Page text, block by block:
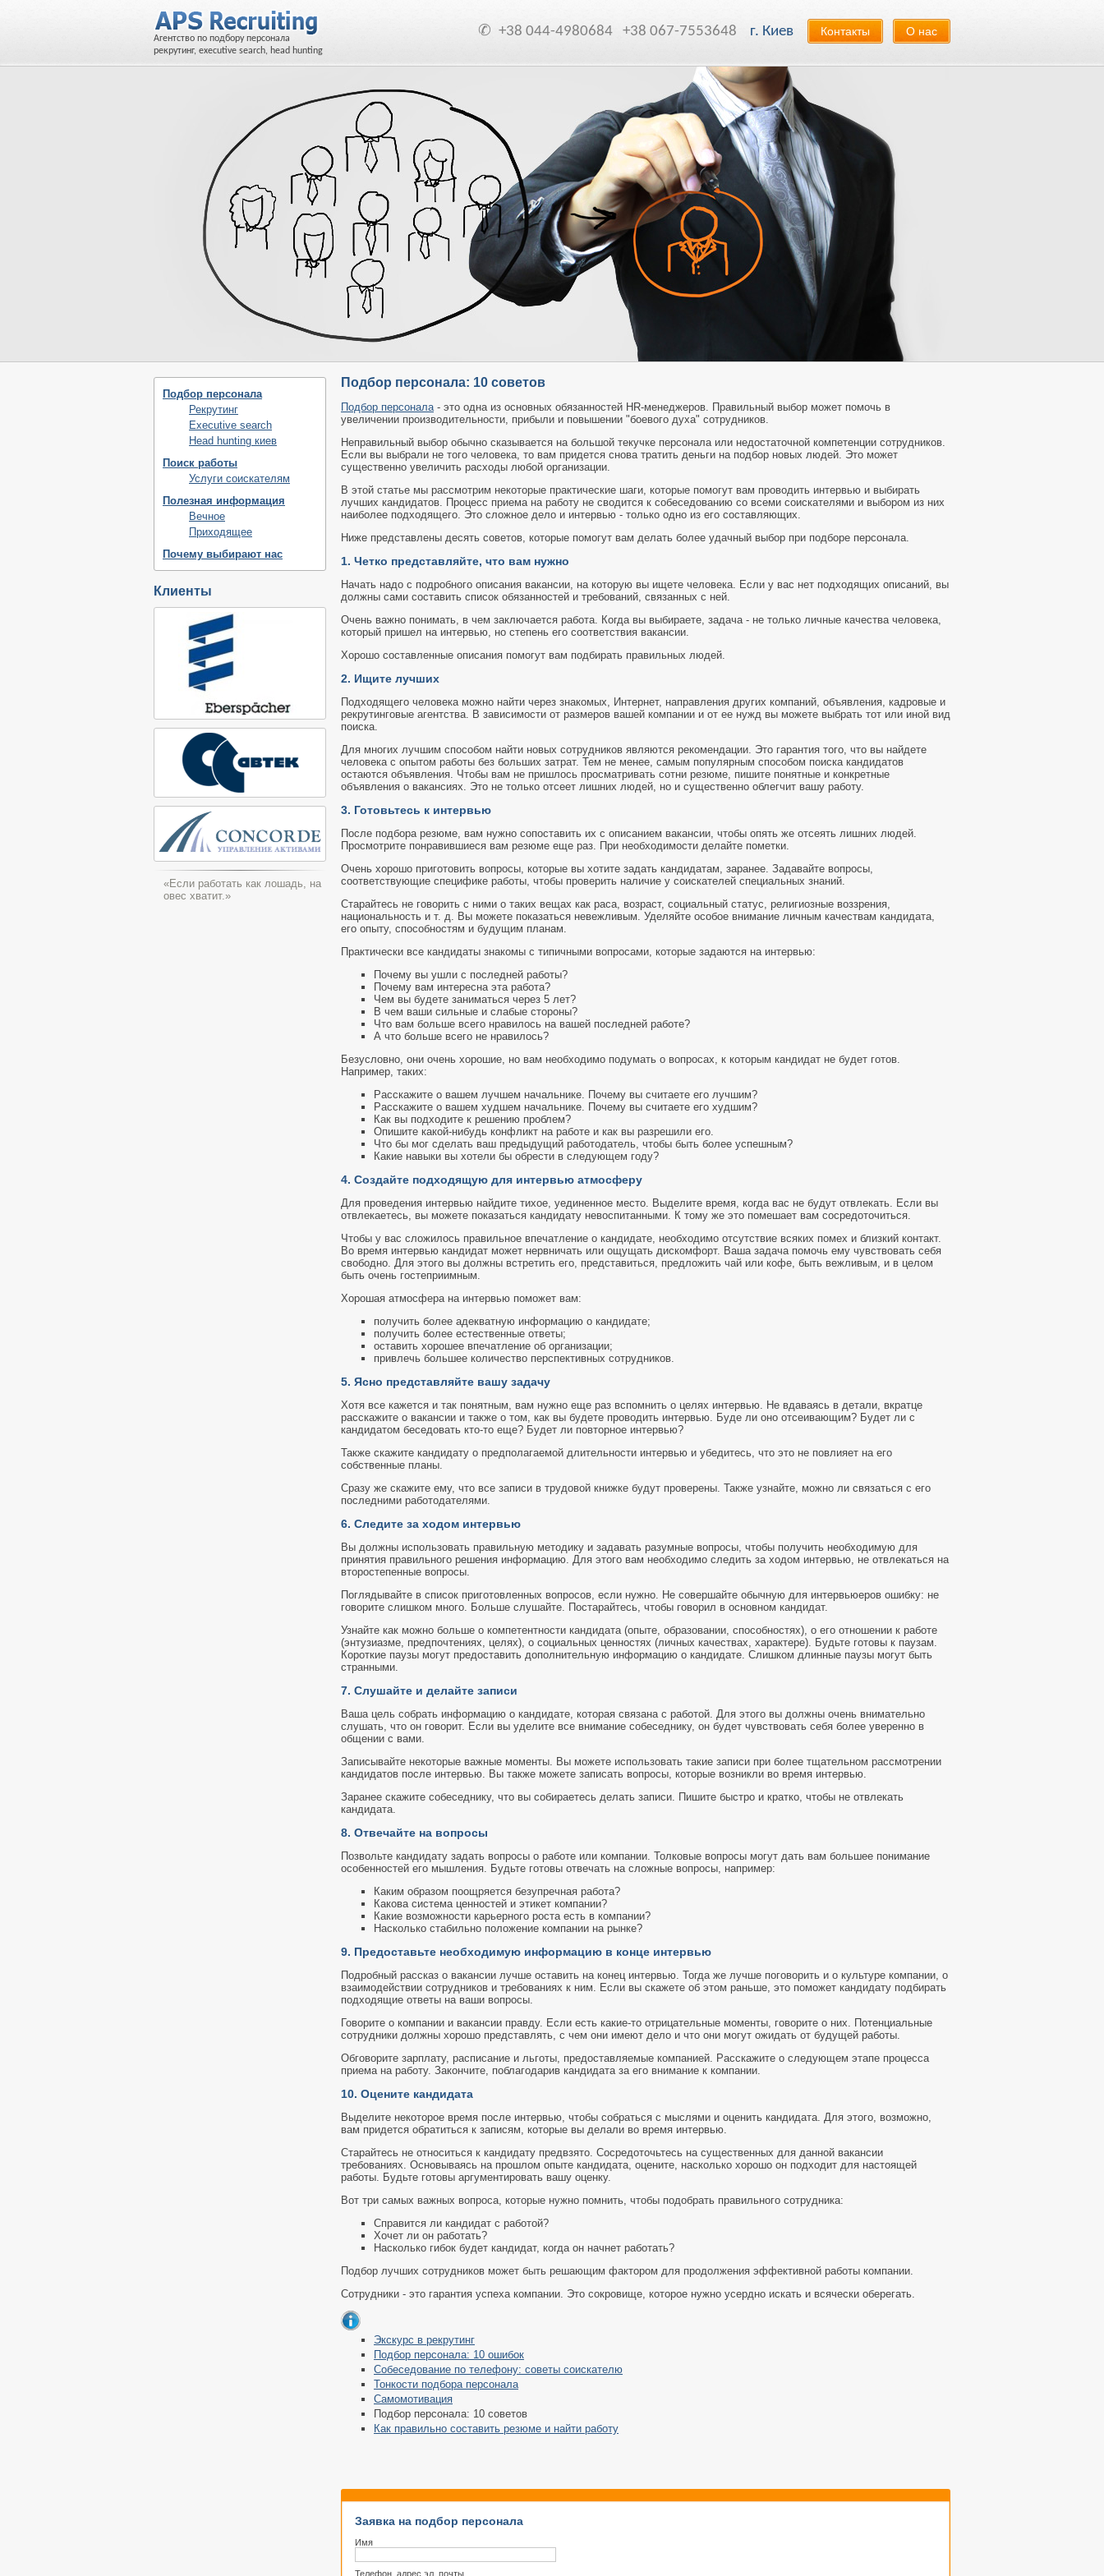
Агентство по подбору персонала
рекрутинг, executive search, head hunting
Контакты О нас
✆ +38 044-4980684 +38 067-7553648 г. Киев
Подбор персонала
Рекрутинг
Executive search
Head hunting киев
Поиск работы
Услуги соискателям
Полезная информация
Вечное
Приходящее
Почему выбирают нас
Клиенты
«Если работать как лошадь, на
овес хватит.»
Подбор персонала: 10 советов
Подбор персонала- это одна из основных обязанностей HR-менеджеров. Правильный выбор может помочь в
увеличении производительности, прибыли и повышении "боевого духа" сотрудников.
Неправильный выбор обычно сказывается на большой текучке персонала или недостаточной компетенции сотрудников.
Если вы выбрали не того человека, то вам придется снова тратить деньги на подбор новых людей. Это может
существенно увеличить расходы любой организации.
В этой статье мы рассмотрим некоторые практические шаги, которые помогут вам проводить интервью и выбирать
лучших кандидатов. Процесс приема на работу не сводится к собеседованию со всеми соискателями и выбором из них
наиболее подходящего. Это сложное дело и интервью - только одно из его составляющих.
Ниже представлены десять советов, которые помогут вам делать более удачный выбор при подборе персонала.
1. Четко представляйте, что вам нужно
Начать надо с подробного описания вакансии, на которую вы ищете человека. Если у вас нет подходящих описаний, вы
должны сами составить список обязанностей и требований, связанных с ней.
Очень важно понимать, в чем заключается работа. Когда вы выбираете, задача - не только личные качества человека,
который пришел на интервью, но степень его соответствия вакансии.
Хорошо составленные описания помогут вам подбирать правильных людей.
2. Ищите лучших
Подходящего человека можно найти через знакомых, Интернет, направления других компаний, объявления, кадровые и
рекрутинговые агентства. В зависимости от размеров вашей компании и от ее нужд вы можете выбрать тот или иной вид
поиска.
Для многих лучшим способом найти новых сотрудников являются рекомендации. Это гарантия того, что вы найдете
человека с опытом работы без больших затрат. Тем не менее, самым популярным способом поиска кандидатов
остаются объявления. Чтобы вам не пришлось просматривать сотни резюме, пишите понятные и конкретные
объявления о вакансиях. Это не только отсеет лишних людей, но и существенно облегчит вашу работу.
3. Готовьтесь к интервью
После подбора резюме, вам нужно сопоставить их с описанием вакансии, чтобы опять же отсеять лишних людей.
Просмотрите понравившиеся вам резюме еще раз. При необходимости делайте пометки.
Очень хорошо приготовить вопросы, которые вы хотите задать кандидатам, заранее. Задавайте вопросы,
соответствующие специфике работы, чтобы проверить наличие у соискателей специальных знаний.
Старайтесь не говорить с ними о таких вещах как раса, возраст, социальный статус, религиозные воззрения,
национальность и т. д. Вы можете показаться невежливым. Уделяйте особое внимание личным качествам кандидата,
его опыту, способностям и будущим планам.
Практически все кандидаты знакомы с типичными вопросами, которые задаются на интервью:
Почему вы ушли с последней работы?
Почему вам интересна эта работа?
Чем вы будете заниматься через 5 лет?
В чем ваши сильные и слабые стороны?
Что вам больше всего нравилось на вашей последней работе?
А что больше всего не нравилось?
Безусловно, они очень хорошие, но вам необходимо подумать о вопросах, к которым кандидат не будет готов.
Например, таких:
Расскажите о вашем лучшем начальнике. Почему вы считаете его лучшим?
Расскажите о вашем худшем начальнике. Почему вы считаете его худшим?
Как вы подходите к решению проблем?
Опишите какой-нибудь конфликт на работе и как вы разрешили его.
Что бы мог сделать ваш предыдущий работодатель, чтобы быть более успешным?
Какие навыки вы хотели бы обрести в следующем году?
4. Создайте подходящую для интервью атмосферу
Для проведения интервью найдите тихое, уединенное место. Выделите время, когда вас не будут отвлекать. Если вы
отвлекаетесь, вы можете показаться кандидату невоспитанными. К тому же это помешает вам сосредоточиться.
Чтобы у вас сложилось правильное впечатление о кандидате, необходимо отсутствие всяких помех и близкий контакт.
Во время интервью кандидат может нервничать или ощущать дискомфорт. Ваша задача помочь ему чувствовать себя
свободно. Для этого вы должны встретить его, представиться, предложить чай или кофе, быть вежливым, и в целом
быть очень гостеприимным.
Хорошая атмосфера на интервью поможет вам:
получить более адекватную информацию о кандидате;
получить более естественные ответы;
оставить хорошее впечатление об организации;
привлечь большее количество перспективных сотрудников.
5. Ясно представляйте вашу задачу
Хотя все кажется и так понятным, вам нужно еще раз вспомнить о целях интервью. Не вдаваясь в детали, вкратце
расскажите о вакансии и также о том, как вы будете проводить интервью. Буде ли оно отсеивающим? Будет ли с
кандидатом беседовать кто-то еще? Будет ли повторное интервью?
Также скажите кандидату о предполагаемой длительности интервью и убедитесь, что это не повлияет на его
собственные планы.
Сразу же скажите ему, что все записи в трудовой книжке будут проверены. Также узнайте, можно ли связаться с его
последними работодателями.
6. Следите за ходом интервью
Вы должны использовать правильную методику и задавать разумные вопросы, чтобы получить необходимую для
принятия правильного решения информацию. Для этого вам необходимо следить за ходом интервью, не отвлекаться на
второстепенные вопросы.
Поглядывайте в список приготовленных вопросов, если нужно. Не совершайте обычную для интервьюеров ошибку: не
говорите слишком много. Больше слушайте. Постарайтесь, чтобы говорил в основном кандидат.
Узнайте как можно больше о компетентности кандидата (опыте, образовании, способностях), о его отношении к работе
(энтузиазме, предпочтениях, целях), о социальных ценностях (личных качествах, характере). Будьте готовы к паузам.
Короткие паузы могут предоставить дополнительную информацию о кандидате. Слишком длинные паузы могут быть
странными.
7. Слушайте и делайте записи
Ваша цель собрать информацию о кандидате, которая связана с работой. Для этого вы должны очень внимательно
слушать, что он говорит. Если вы уделите все внимание собеседнику, он будет чувствовать себя более уверенно в
общении с вами.
Записывайте некоторые важные моменты. Вы можете использовать такие записи при более тщательном рассмотрении
кандидатов после интервью. Вы также можете записать вопросы, которые возникли во время интервью.
Заранее скажите собеседнику, что вы собираетесь делать записи. Пишите быстро и кратко, чтобы не отвлекать
кандидата.
8. Отвечайте на вопросы
Позвольте кандидату задать вопросы о работе или компании. Толковые вопросы могут дать вам большее понимание
особенностей его мышления. Будьте готовы отвечать на сложные вопросы, например:
Каким образом поощряется безупречная работа?
Какова система ценностей и этикет компании?
Какие возможности карьерного роста есть в компании?
Насколько стабильно положение компании на рынке?
9. Предоставьте необходимую информацию в конце интервью
Подробный рассказ о вакансии лучше оставить на конец интервью. Тогда же лучше поговорить и о культуре компании, о
взаимодействии сотрудников и требованиях к ним. Если вы скажете об этом раньше, это поможет кандидату подбирать
подходящие ответы на ваши вопросы.
Говорите о компании и вакансии правду. Если есть какие-то отрицательные моменты, говорите о них. Потенциальные
сотрудники должны хорошо представлять, с чем они имеют дело и что они могут ожидать от будущей работы.
Обговорите зарплату, расписание и льготы, предоставляемые компанией. Расскажите о следующем этапе процесса
приема на работу. Закончите, поблагодарив кандидата за его внимание к компании.
10. Оцените кандидата
Выделите некоторое время после интервью, чтобы собраться с мыслями и оценить кандидата. Для этого, возможно,
вам придется обратиться к записям, которые вы делали во время интервью.
Старайтесь не относиться к кандидату предвзято. Сосредоточьтесь на существенных для данной вакансии
требованиях. Основываясь на прошлом опыте кандидата, оцените, насколько хорошо он подходит для настоящей
работы. Будьте готовы аргументировать вашу оценку.
Вот три самых важных вопроса, которые нужно помнить, чтобы подобрать правильного сотрудника:
Справится ли кандидат с работой?
Хочет ли он работать?
Насколько гибок будет кандидат, когда он начнет работать?
Подбор лучших сотрудников может быть решающим фактором для продолжения эффективной работы компании.
Сотрудники - это гарантия успеха компании. Это сокровище, которое нужно усердно искать и всячески оберегать.
Экскурс в рекрутинг
Подбор персонала: 10 ошибок
Собеседование по телефону: советы соискателю
Тонкости подбора персонала
Самомотивация
Подбор персонала: 10 советов
Как правильно составить резюме и найти работу
Заявка на подбор персонала
Имя
Телефон, адрес эл. почты